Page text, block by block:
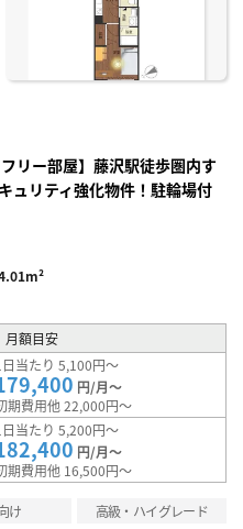
リー部屋】藤沢駅徒歩圏内す
ュリティ強化物件！駐輪場付
月額目安
日当たり 5,100円～
円/月～
期費用他 22,000円～
日当たり 5,200円～
円/月～
期費用他 16,500円～
け
高級・ハイグレード